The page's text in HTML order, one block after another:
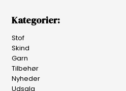
Kategorier:
Stof
Skind
Garn
Tilbehør
Nyheder
Udsalg